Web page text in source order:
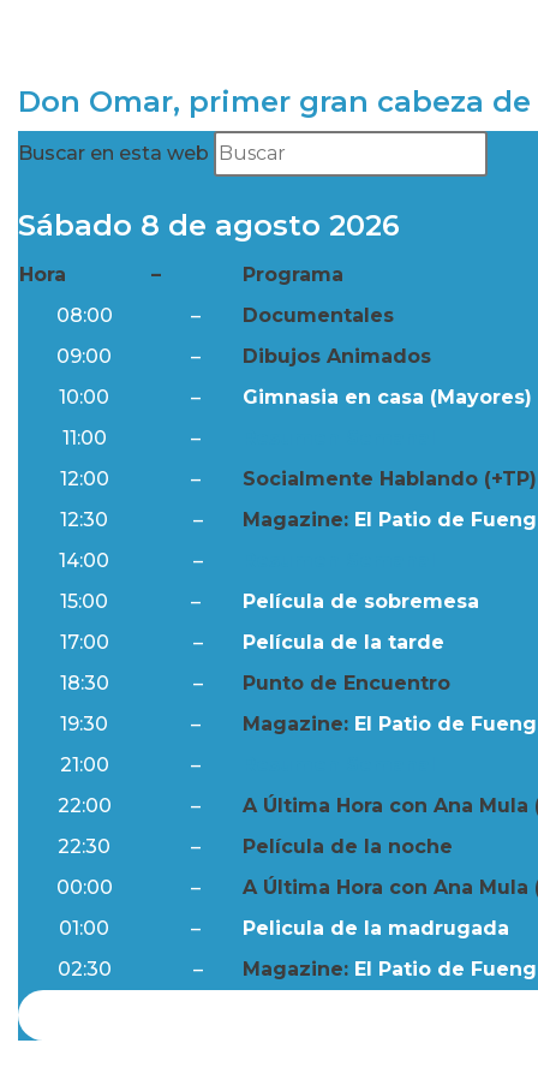
Don Omar, primer gran cabeza
Buscar en esta web
Sábado 8 de agosto 2026
Hora –
Programa
08:00
–
Documentales
09:00
–
Dibujos Animados
10:00
–
Gimnasia en casa (Mayores)
11:00
–
12:00
–
Socialmente Hablando (+TP)
12:30
– Magazine: El Patio de
14:00
–
15:00
–
Película de sobremesa
17:00
–
Película de la tarde
18:30
–
Punto de Encuentro
19:30
– Magazine: El Patio de
21:00
–
22:00
–
A Última Hora con Ana Mula
22:30
–
Película de la noche
00:00
–
A Última Hora con Ana Mula
01:00
–
Pelicula de la madrugada
02:30
– Magazine: El Patio de